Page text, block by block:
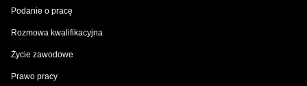
Podanie o pracę
Rozmowa kwalifikacyjna
Życie zawodowe
Prawo pracy